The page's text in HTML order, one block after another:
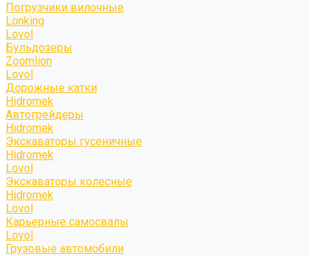
Погрузчики вилочные
Lonking
Lovol
Бульдозеры
Zoomlion
Lovol
Дорожные катки
Hidromek
Автогрейдеры
Hidromek
Экскаваторы гусеничные
Hidromek
Lovol
Экскаваторы колесные
Hidromek
Lovol
Карьерные самосвалы
Lovol
Грузовые автомобили